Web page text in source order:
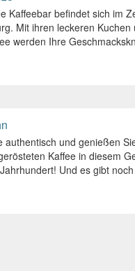
Kaffeebar befindet sich im
Mit ihren leckeren Kuchen
werden Ihre
authentisch und genießen
Kaffee in diesem
Und es gibt